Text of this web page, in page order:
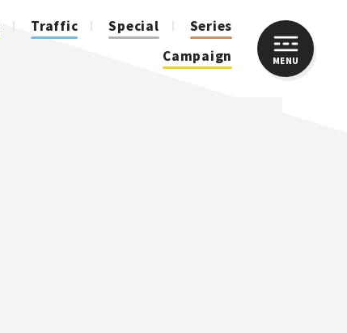
Traffic Special
Series
Campaign
MENUCLOSE